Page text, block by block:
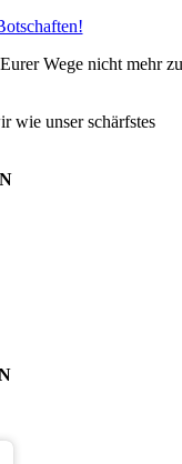
Wege nicht mehr zu
wie unser schärfstes